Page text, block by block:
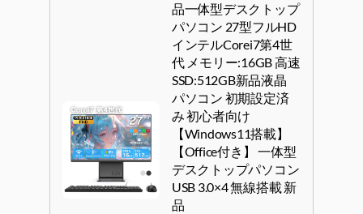
品一体型デスクトップ
パソコン 27型フルHD
インテルCorei7第4世
代 メモリー:16GB 高速
SSD:512GB新品液晶
パソコン 初期設定済
み 初心者向け
【Windows11搭載】
【Office付き】 一体型
デスクトップパソコン
USB 3.0×4 無線搭載 新
品